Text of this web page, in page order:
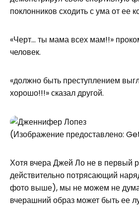
поклонников сходить с ума от ее
«Черт… ты мама всех мам!!»
человек.
«должно быть преступлением
хорошо!!!» сказал другой.
(Изображение предоставлено:
Хотя вчера Джей Ло не в первый
действительно потрясающий
фото выше), мы не можем не
вчерашний образ может быть ее